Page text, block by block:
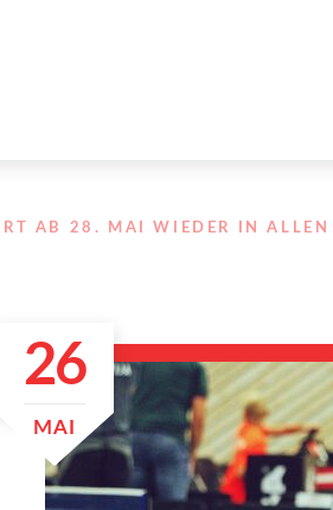
AB 28. MAI WIEDER IN ALLEN
26
MAI